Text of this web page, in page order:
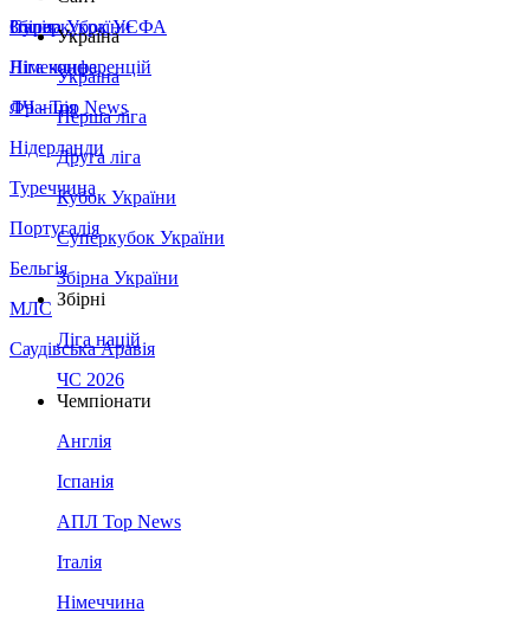
Збірна України
Італія
Німеччина
Франція
Нідерланди
Туреччина
Португалія
Бельгія
МЛС
Саудівська Аравія
Суперкубок УЄФА
Ліга конференцій
ЛЧ - Top News
Україна
Україна
Перша ліга
Друга ліга
Кубок України
Суперкубок України
Збірна України
Збірні
Ліга націй
ЧС 2026
Чемпіонати
Англія
Іспанія
АПЛ Top News
Італія
Німеччина